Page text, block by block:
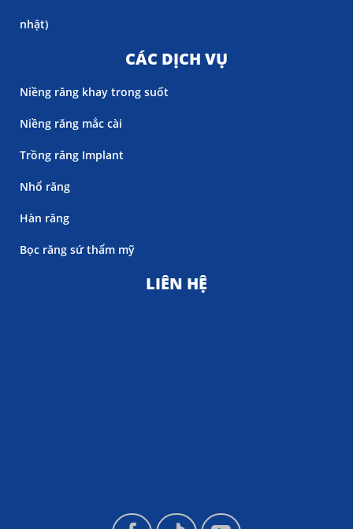
nhật)
CÁC DỊCH VỤ
Niềng răng khay trong suốt
Niềng răng mắc cài
Trồng răng Implant
Nhổ răng
Hàn răng
Bọc răng sứ thẩm mỹ
LIÊN HỆ